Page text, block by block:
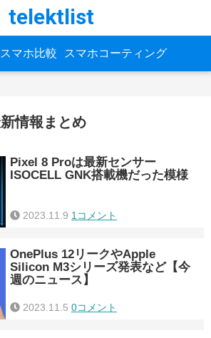
telektlist
スマホ比較 スマホコーティング
情報まとめ
Pixel 8 Proは最新センサー
ISOCELL GNK搭載機だった模様
2023.11.9 1コメント
OnePlus 12リークやApple
Silicon M3シリーズ発表など【今
週のニュース】
2023.11.5 0コメント